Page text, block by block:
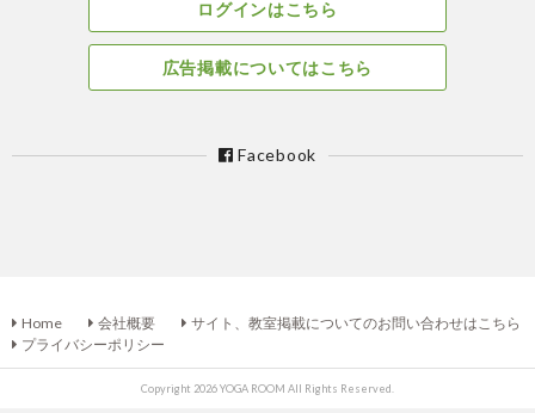
ログインはこちら
広告掲載についてはこちら
Facebook
Home 会社概要
サイト、教室掲載についてのお問い合わせはこちら
プライバシーポリシー
Copyright 2026 YOGA ROOM All Rights Reserved.